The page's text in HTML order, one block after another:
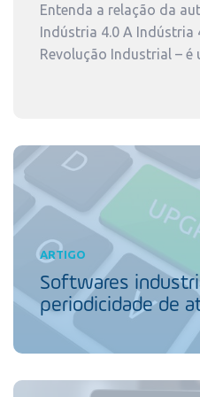
Entenda a relação da
Indústria 4.0 A Indústria
Revolução Industrial – é
ARTIGO
Softwares
periodicidade de